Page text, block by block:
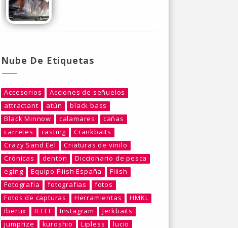
Nube De Etiquetas
Accesorios
Acciones de señuelos
attractant
atún
black bass
Black Minnow
calamares
cañas
carretes
casting
Crankbaits
Crazy Sand Eel
Criaturas de vinilo
Crónicas
denton
Diccionario de pesca
eging
Equipo Fiiish España
Fiiish
Fotografia
fotografias
fotos
Fotos de capturas
Herramientas
HMKL
Iberux
IFTTT Instagram
Jerkbaits
jumprize
kuroshio Lipless
lucio